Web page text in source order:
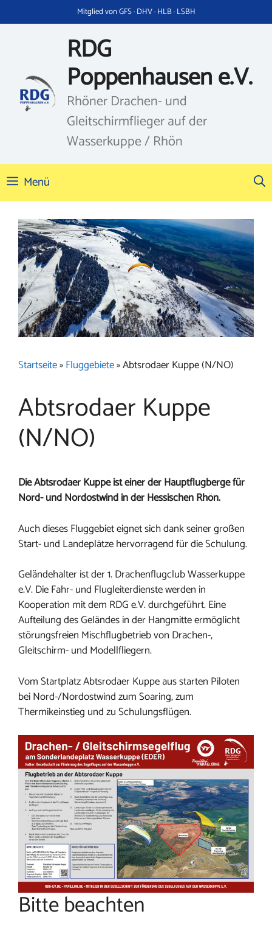
Inhalt
Mitglied von GFS · DHV · HLB · LSBH
RDG
Poppenhausen e.V.
Rhöner Drachen- und
Gleitschirmflieger auf der
Wasserkuppe / Rhön
Menü
Startseite»Fluggebiete»Abtsrodaer Kuppe (N/NO)
Abtsrodaer Kuppe
(N/NO)
Die Abtsrodaer Kuppe ist einer der Hauptflugberge für
Nord- und Nordostwind in der Hessischen Rhön.
Auch dieses Fluggebiet eignet sich dank seiner großen
Start- und Landeplätze hervorragend für die Schulung.
Geländehalter ist der 1. Drachenflugclub Wasserkuppe
e.V. Die Fahr- und Flugleiterdienste werden in
Kooperation mit dem RDG e.V. durchgeführt. Eine
Aufteilung des Geländes in der Hangmitte ermöglicht
störungsfreien Mischflugbetrieb von Drachen-,
Gleitschirm- und Modellfliegern.
Vom Startplatz Abtsrodaer Kuppe aus starten Piloten
bei Nord-/Nordostwind zum Soaring, zum
Thermikeinstieg und zu Schulungsflügen.
Bitte beachten